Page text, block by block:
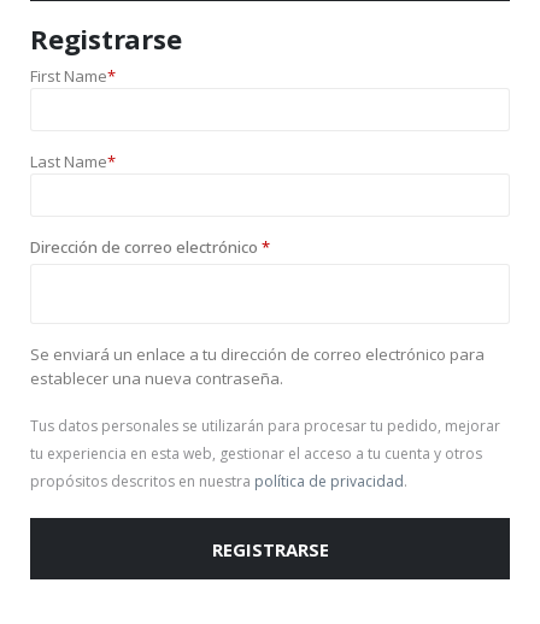
Registrarse
First Name*
Last Name*
Dirección de correo electrónico *
Se enviará un enlace a tu dirección de correo electrónico para
establecer una nueva contraseña.
Tus datos personales se utilizarán para procesar tu pedido, mejorar
tu experiencia en esta web, gestionar el acceso a tu cuenta y otros
propósitos descritos en nuestra política de privacidad.
REGISTRARSE